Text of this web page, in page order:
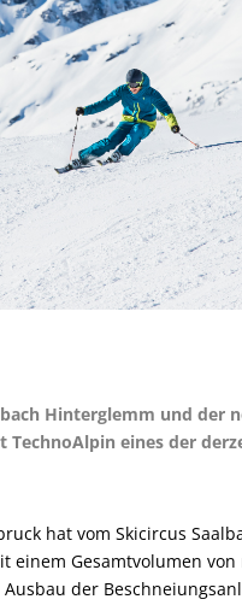
Hinterglemm und der
TechnoAlpin eines der
hat vom Skicircus
Gesamtvolumen
der